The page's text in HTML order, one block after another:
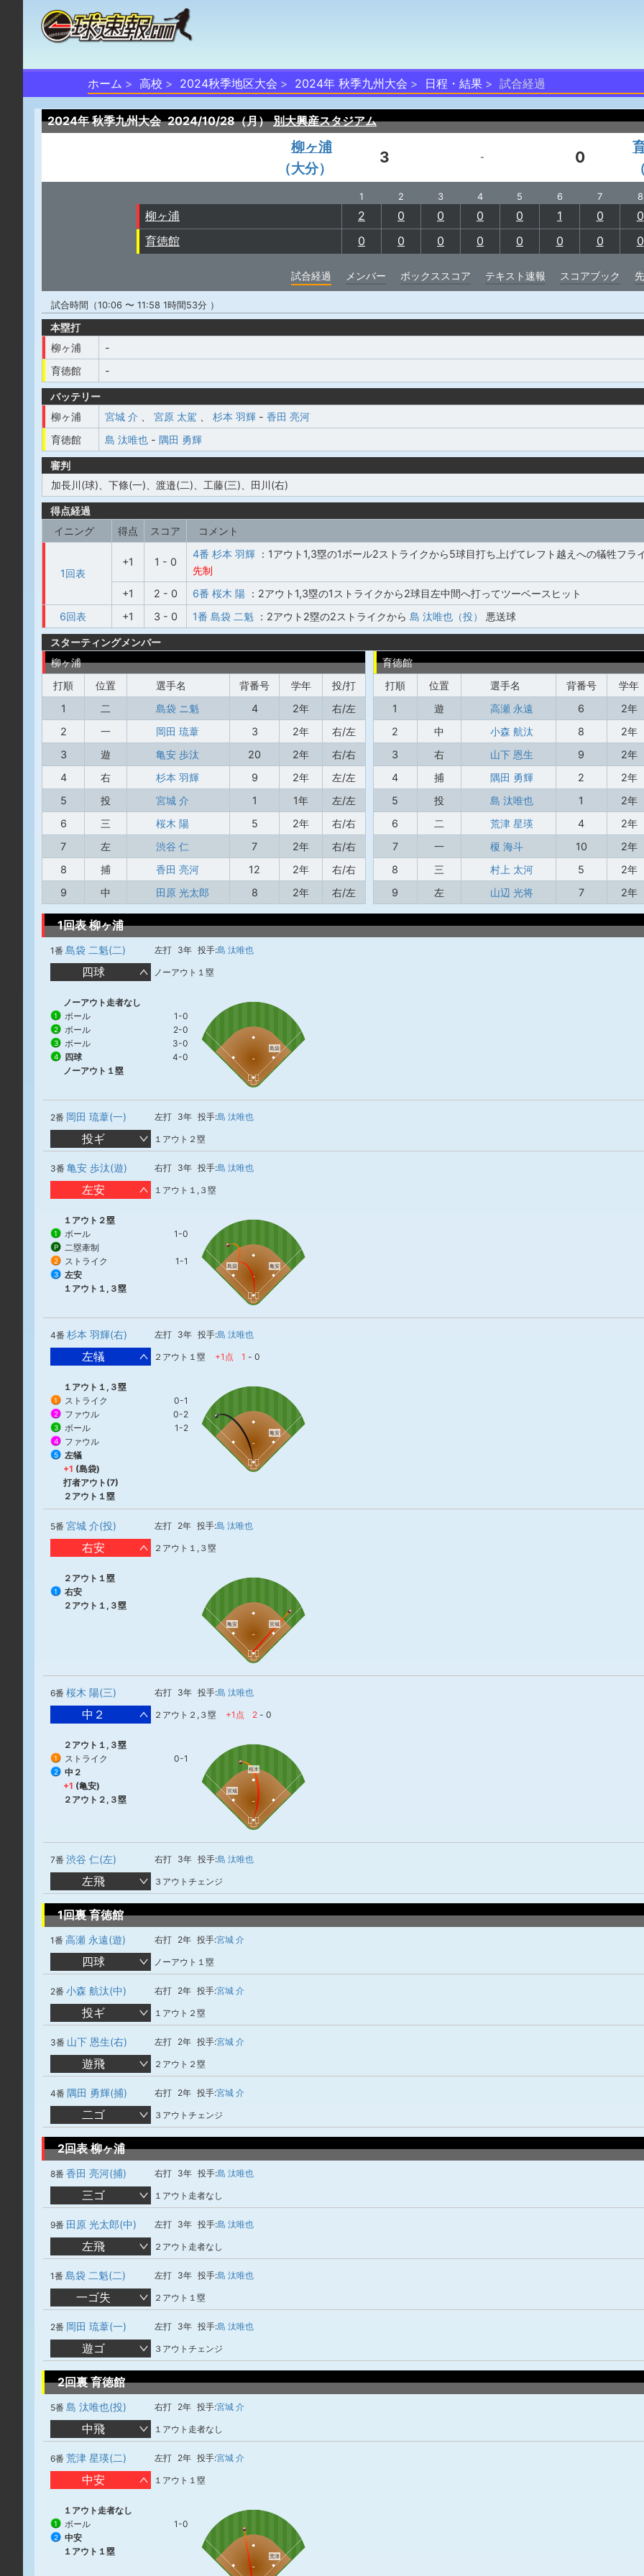
ホーム 高校 2024秋季地区大会 2024年 秋季九州大会 日程・結果 試合経過
2024年 秋季九州大会 2024/10/28（月） 別大興産スタジアム
柳ヶ浦
（大分）
3 - 0
1 2 3 4 5 6 7 8
柳ヶ浦 2 0 0 0 0 1 0
0
育徳館
0 0 0 0 0 0 0 0
試合経過 メンバー ボックススコア テキスト速報 スコアブック
試合時間（10:06 〜 11:58 1時間53分 ）
本塁打
柳ヶ浦
-
育徳館
-
バッテリー
柳ヶ浦
宮城 介 宮原 太駕 杉本 羽輝 - 香田 亮河
育徳館
島 汰唯也 - 隅田 勇輝
審判
加長川(球)、下條(一)、渡邉(二)、工藤(三)、田川(右)
得点経過
イニング
得点 スコア コメント
1回表
+1 1 - 0
4番 杉本 羽輝 ：1アウト1,3塁の1ボール2ストライクから5球目打ち上げてレフト越えへの犠牲フラ
先制
+1
2 - 0 6番 桜木 陽 ：2アウト1,3塁の1ストライクから2球目左中間へ打ってツーベースヒット
6回表
+1 3 - 0 1番 島袋 二魁 ：2アウト2塁の2ストライクから 島 汰唯也（投） 悪送球
スターティングメンバー
柳ヶ浦
打順
位置 選手名 背番号 学年
投/打
1
二 島袋 ニ魁 4 2年
右/左
2
一 岡田 琉葦 3 2年
右/左
3
遊 亀安 歩汰 20 2年
右/右
4
右 杉本 羽輝 9 2年
左/左
5
投 宮城 介 1 1年
左/左
6
三 桜木 陽 5 2年
右/右
7
左 渋谷 仁 7 2年
右/右
8
捕 香田 亮河 12 2年
右/右
9
中 田原 光太郎 8 2年 右/左
育徳館
打順
位置 選手名 背番号
学年
1
遊 高瀬 永遠 6
2年
2
中 小森 航汰 8
2年
3
右 山下 恩生 9
2年
4
捕 隅田 勇輝 2
2年
5
投 島 汰唯也 1
2年
6
二 荒津 星瑛 4
2年
7
一 榎 海斗 10
2年
8
三 村上 太河 5
2年
9
左 山辺 光将 7 2年
1回表 柳ヶ浦
1番 島袋 二魁(二) 左打 3年 投手:島 汰唯也
四球 ノーアウト１塁
ノーアウト走者なし
1 ボール 1-0
2 ボール 2-0
3 ボール 3-0
4 四球
4-0
ノーアウト１塁
島袋
2番 岡田 琉葦(一) 左打 3年 投手:島 汰唯也
投ギ １アウト２塁
3番 亀安 歩汰(遊) 右打 3年 投手:島 汰唯也
左安 １アウト１,３塁
１アウト２塁
1 ボール 1-0
P 二塁牽制
2 ストライク 1-1
3
左安
１アウト１,３塁
島袋 亀安
4番 杉本 羽輝(右) 左打 3年 投手:島 汰唯也
左犠 ２アウト１塁 +1点 1 - 0
１アウト１,３塁
1 ストライク 0-1
2 ファウル 0-2
3 ボール 1-2
4 ファウル
5
左犠
+1 (島袋)
打者アウト(7)
２アウト１塁
亀安
5番 宮城 介(投) 左打 2年 投手:島 汰唯也
右安 ２アウト１,３塁
２アウト１塁
1
右安
２アウト１,３塁
亀安 宮城
6番 桜木 陽(三) 右打 3年 投手:島 汰唯也
中２ ２アウト２,３塁 +1点 2 - 0
２アウト１,３塁
1 ストライク 0-1
2
中２
+1 (亀安)
２アウト２,３塁
宮城
桜木
7番 渋谷 仁(左) 右打 3年 投手:島 汰唯也
左飛 ３アウトチェンジ
1回裏 育徳館
1番 高瀬 永遠(遊) 右打 2年 投手:宮城 介
四球 ノーアウト１塁
2番 小森 航汰(中) 右打 2年 投手:宮城 介
投ギ １アウト２塁
3番 山下 恩生(右) 左打 2年 投手:宮城 介
遊飛 ２アウト２塁
4番 隅田 勇輝(捕) 右打 2年 投手:宮城 介
二ゴ ３アウトチェンジ
2回表 柳ヶ浦
8番 香田 亮河(捕) 右打 3年 投手:島 汰唯也
三ゴ １アウト走者なし
9番 田原 光太郎(中) 左打 3年 投手:島 汰唯也
左飛 ２アウト走者なし
1番 島袋 二魁(二) 左打 3年 投手:島 汰唯也
一ゴ失 ２アウト１塁
2番 岡田 琉葦(一) 左打 3年 投手:島 汰唯也
遊ゴ ３アウトチェンジ
2回裏 育徳館
5番 島 汰唯也(投) 右打 2年 投手:宮城 介
中飛 １アウト走者なし
6番 荒津 星瑛(二) 左打 2年 投手:宮城 介
中安 １アウト１塁
１アウト走者なし
1 ボール 1-0
2
中安
１アウト１塁
荒津